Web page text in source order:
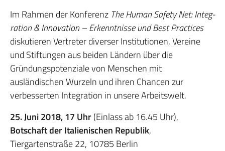
Im Rahmen der Konferenz The Human Safety Net: Integ­
ration & Innovation – Erkenntnisse und Best Practices
diskutieren Vertreter diverser Institutionen, Vereine
und Stiftungen aus beiden Ländern über die
Gründungspotenziale von Menschen mit
ausländischen Wurzeln und ihren Chancen zur
verbesserten Integration in unsere Arbeitswelt.
25. Juni 2018, 17 Uhr(Einlass ab 16.45 Uhr),
Botschaft der Italienischen Republik,
Tiergartenstraße 22, 10785 Berlin